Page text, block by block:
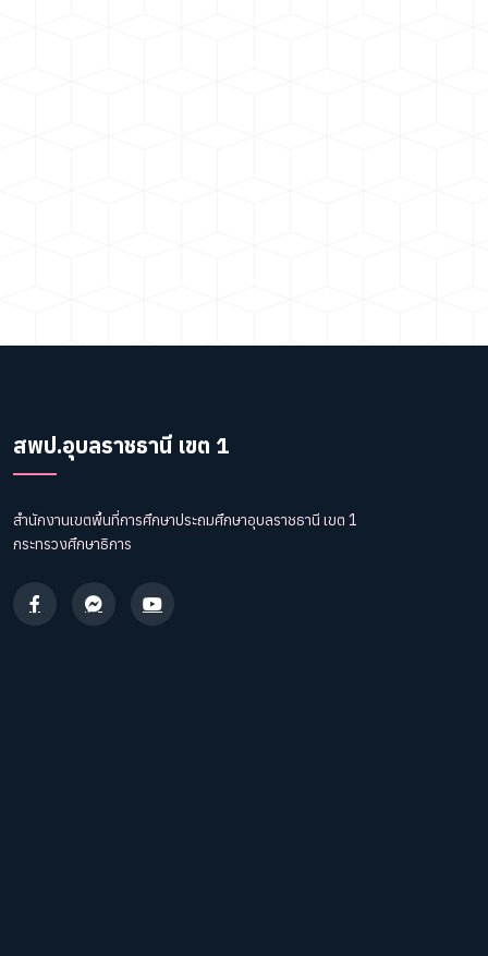
สพป.อุบลราชธานี เขต 1
สำนักงานเขตพื้นที่การศึกษาประถมศึกษาอุบลราชธานี เขต 1
กระทรวงศึกษาธิการ